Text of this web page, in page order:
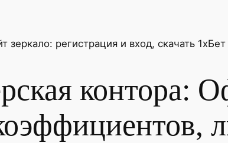
зеркало: регистрация и вход, скачать 1хБет
контора: